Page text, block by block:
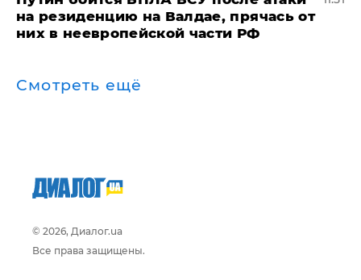
на резиденцию на Валдае, прячась от
них в неевропейской части РФ
Смотреть ещё
© 2026, Диалог.ua
Все права защищены.